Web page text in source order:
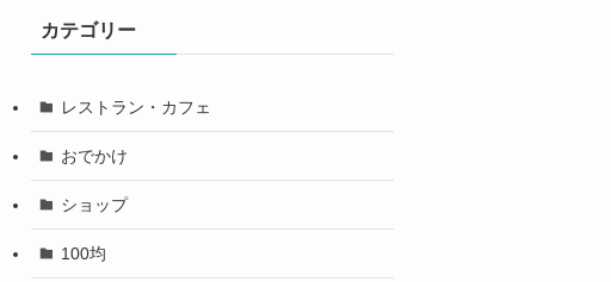
カテゴリー
レストラン・カフェ
おでかけ
ショップ
100均